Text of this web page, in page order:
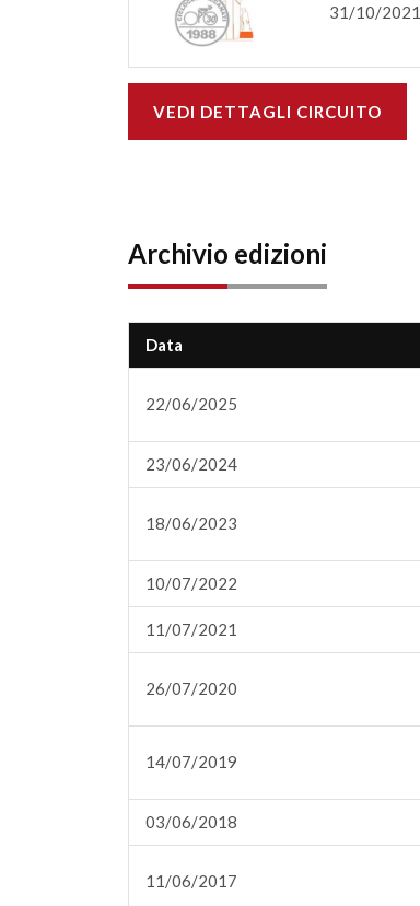
31/10/2021
VEDI DETTAGLI CIRCUITO
Archivio edizioni
Data
22/06/2025
23/06/2024
18/06/2023
10/07/2022
11/07/2021
26/07/2020
14/07/2019
03/06/2018
11/06/2017